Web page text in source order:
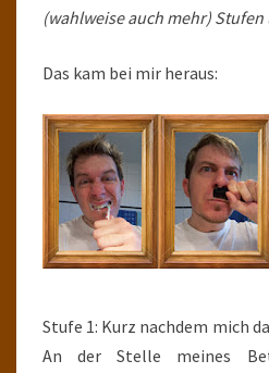
(wahlweise auch mehr)
Das kam bei mir heraus:
Stufe 1: Kurz nachdem mich
An der Stelle meines